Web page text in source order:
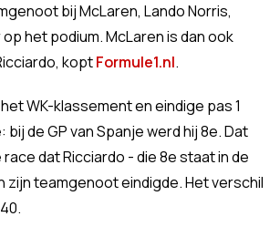
bij McLaren, Lando Norris,
het podium. McLaren is dan ook
koptFormule1.nl.
WK-klassement en eindige pas 1
bij de GP van Spanje werd hij 8e. Dat
dat Ricciardo - die 8e staat in de
zijn teamgenoot eindigde. Het verschil